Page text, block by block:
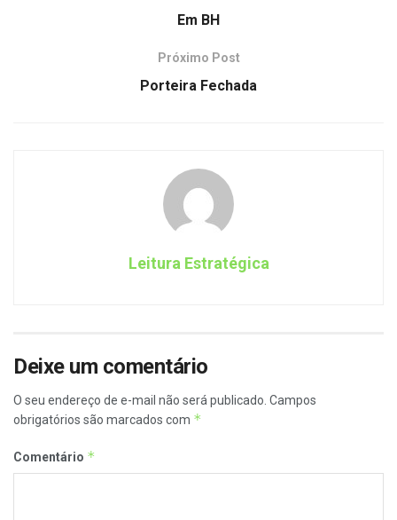
Em BH
Próximo Post
Porteira Fechada
Leitura Estratégica
Deixe um comentário
O seu endereço de e-mail não será publicado. Campos
obrigatórios são marcados com *
Comentário *